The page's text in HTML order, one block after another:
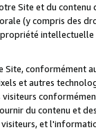
Site et du
(y compris des
conformément
et autres
du contenu et
et